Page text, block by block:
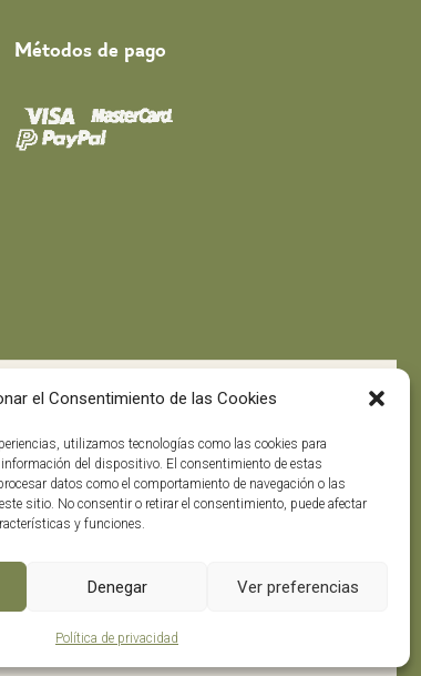
el Consentimiento de las Cookies
utilizamos tecnologías como las cookies para
del dispositivo. El consentimiento de estas
datos como el comportamiento de navegación o las
sitio. No consentir o retirar el consentimiento, puede afectar
y funciones.
Denegar Ver preferencias
Política de privacidad
Métodos de pago